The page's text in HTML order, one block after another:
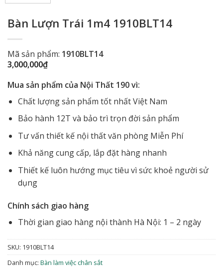
Bàn Lượn Trái 1m4 1910BLT14
Mã sản phẩm: 1910BLT14
3,000,000₫
Mua sản phẩm của Nội Thất 190 vì:
Chất lượng sản phẩm tốt nhất Việt Nam
Bảo hành 12T và bảo trì trọn đời sản phẩm
Tư vấn thiết kế nội thất văn phòng Miễn Phí
Khả năng cung cấp, lắp đặt hàng nhanh
Thiết kế luôn hướng mục tiêu vì sức khoẻ người sử
dụng
Chính sách giao hàng
Thời gian giao hàng nội thành Hà Nội: 1 – 2 ngày
SKU: 1910BLT14
Danh mục: Bàn làm việc chân sắt